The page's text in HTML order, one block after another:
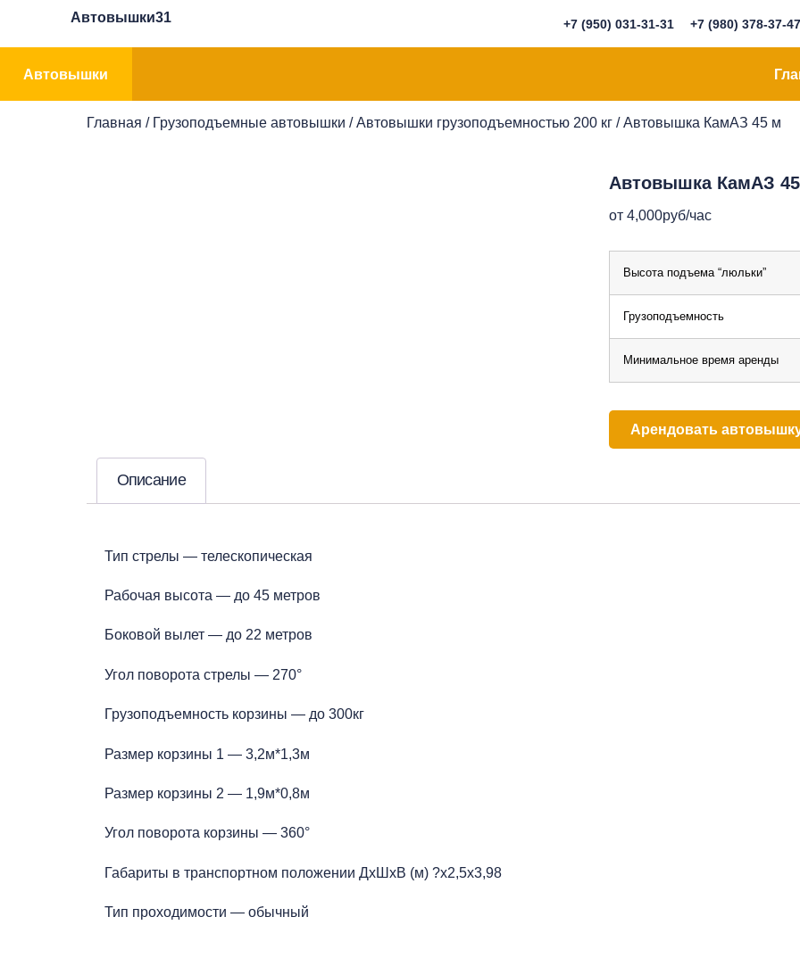
Автовышки31 +7 (950) 031-31-31 +7 (980) 378-37-
Автовышки
Главная / Грузоподъемные автовышки /Автовышки грузоподъемностью 200 кг / Автовышка КамАЗ 45 м
Автовышка КамАЗ
от 4,000руб/час
Высота подъема “люльки”
Грузоподъемность
Минимальное время аренды
Арендовать
Описание
Тип стрелы — телескопическая
Рабочая высота — до 45 метров
Боковой вылет — до 22 метров
Угол поворота стрелы — 270°
Грузоподъемность корзины — до 300кг
Размер корзины 1 — 3,2м*1,3м
Размер корзины 2 — 1,9м*0,8м
Угол поворота корзины — 360°
Габариты в транспортном положении ДхШхВ (м) ?х2,5х3,98
Тип проходимости — обычный